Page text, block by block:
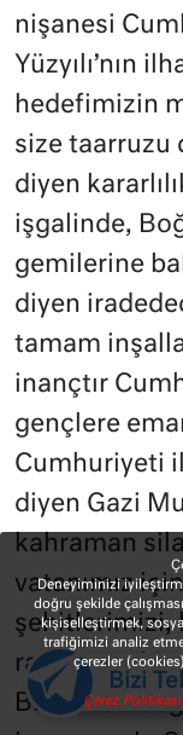
nişanesi
Yüzyılı’nın
hedefimizin
size taarruzu
diyen
işgalinde,
gemilerine
diyen
tamam
inançtır
gençlere
Cumhuriyeti
diyen Gazi
kahraman
vatanımız
şehitlerimizi,
rahmet,
Bir asırdır
Deneyiminizi
doğru şekilde
kişiselleştirmek,
trafiğimizi analiz
çerezler
Çerez Politikası
Bizi